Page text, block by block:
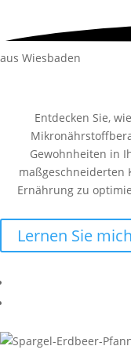
aus Wiesbaden
Entdecken Sie,
Gewohnheiten in
maßgeschneiderten
Ernährung zu
Lernen Sie